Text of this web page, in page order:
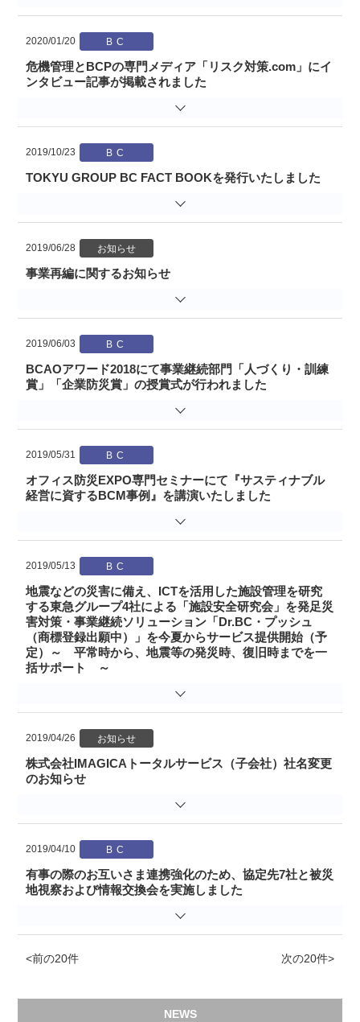
2020/01/20
危機管理とBCPの専門メディア「リスク対策.com」にイ
ンタビュー記事が掲載されました
2019/10/23
TOKYU GROUP BC FACT BOOKを発行いたしました
2019/06/28
事業再編に関するお知らせ
2019/06/03
BCAOアワード2018にて事業継続部門「人づくり・訓練
賞」「企業防災賞」の授賞式が行われました
2019/05/31
オフィス防災EXPO専門セミナーにて『サスティナブル
経営に資するBCM事例』を講演いたしました
2019/05/13
地震などの災害に備え、ICTを活用した施設管理を研究
する東急グループ4社による「施設安全研究会」を発足災
害対策・事業継続ソリューション「Dr.BC・プッシュ
（商標登録出願中）」を今夏からサービス提供開始（予
定）～ 平常時から、地震等の発災時、復旧時までを一
括サポート ～
2019/04/26
株式会社IMAGICAトータルサービス（子会社）社名変更
のお知らせ
2019/04/10
有事の際のお互いさま連携強化のため、協定先7社と被災
地視察および情報交換会を実施しました
<前の20件 次の20件>
NEWS